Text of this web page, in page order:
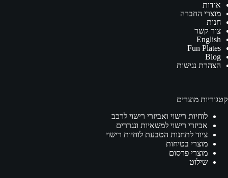
אודות
מוצרי החברה
חנות
צור קשר
English
Fun Plates
Blog
הצהרת נגישות
קטגוריות מוצרים
לוחיות רישוי ואביזרי רישוי לרכב
אביזרי רישוי למשאיות ונגררים
ציוד לתחנות הטבעת לוחיות רישוי
מוצרי בטיחות
מוצרי פרסום
שילוט